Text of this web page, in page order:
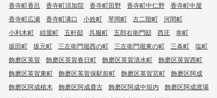
香寺町香呂
香寺町須加院 香寺町田野 香寺町中仁野
香寺町中屋
香寺町広瀬
香寺町溝口 小姓町 琴岡町 古二階町
河間町
小利木町
紺屋町 五軒邸 呉服町 五郎右衛門邸 西庄
幸町
坂田町
坂元町 三左衛門堀西の町 三左衛門堀東の町 三条町
塩町
飾磨区英賀
飾磨区英賀春日町 飾磨区英賀清水町
飾磨区英賀西町
飾磨区英賀東町
飾磨区英賀保駅前町 飾磨区英賀宮町
飾磨区阿成
飾磨区阿成植木
飾磨区阿成鹿古 飾磨区阿成中垣内
飾磨区阿成渡場